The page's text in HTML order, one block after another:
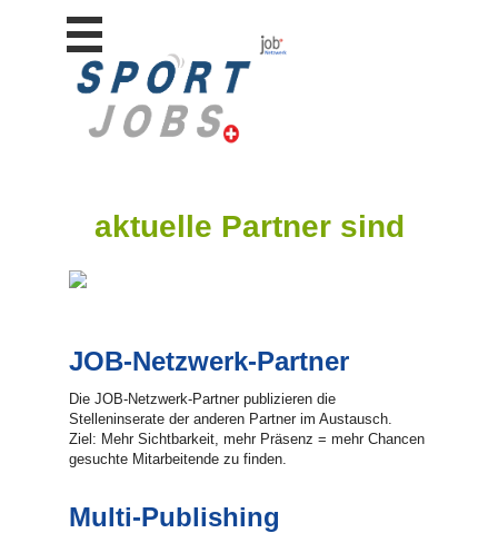
publizieren
Lehrstellen
Lehrstellen
inserieren
aktuelle Partner sind
JOB-Netzwerk-Partner
Die JOB-Netzwerk-Partner publizieren die
Stelleninserate der anderen Partner im Austausch.
Ziel: Mehr Sichtbarkeit, mehr Präsenz = mehr Chancen
gesuchte Mitarbeitende zu finden.
Multi-Publishing